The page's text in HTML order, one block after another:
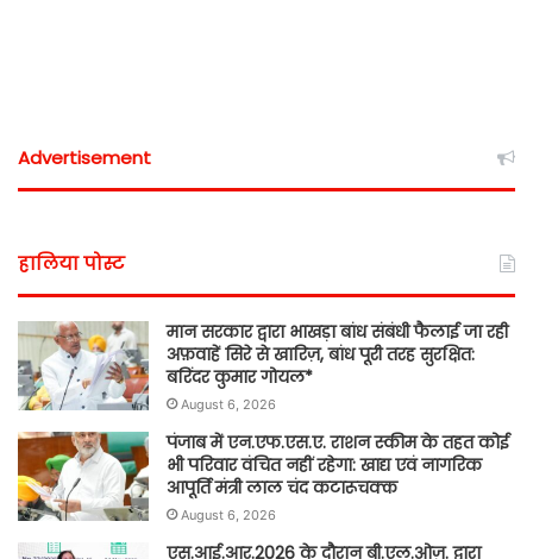
Advertisement
हालिया पोस्ट
मान सरकार द्वारा भाखड़ा बांध संबंधी फैलाई जा रही
अफ़वाहें सिरे से खारिज़, बांध पूरी तरह सुरक्षित:
बरिंदर कुमार गोयल*
August 6, 2026
पंजाब में एन.एफ.एस.ए. राशन स्कीम के तहत कोई
भी परिवार वंचित नहीं रहेगा: खाद्य एवं नागरिक
आपूर्ति मंत्री लाल चंद कटारूचक्क
August 6, 2026
एस.आई.आर.2026 के दौरान बी.एल.ओज़. द्वारा